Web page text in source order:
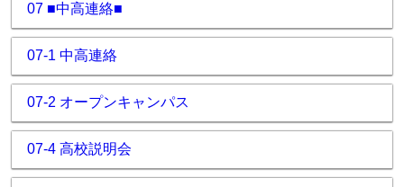
07 ■中高連絡■
07-1 中高連絡
07-2 オープンキャンパス
07-4 高校説明会